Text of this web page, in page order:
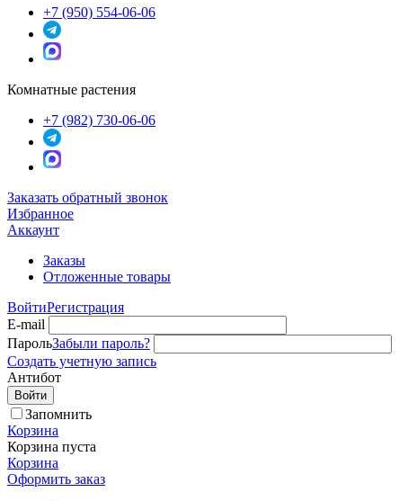
+7 (950) 554-06-06
Комнатные растения
+7 (982) 730-06-06
Заказать обратный звонок
Избранное
Аккаунт
Заказы
Отложенные товары
ВойтиРегистрация
E-mail
ПарольЗабыли пароль?
Создать учетную запись
Антибот
Войти
Запомнить
Корзина
Корзина пуста
Корзина
Оформить заказ